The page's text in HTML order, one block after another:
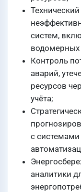
систем,
водомерных
Контроль
аварий,
ресурсов
учёта;
с
аналитики